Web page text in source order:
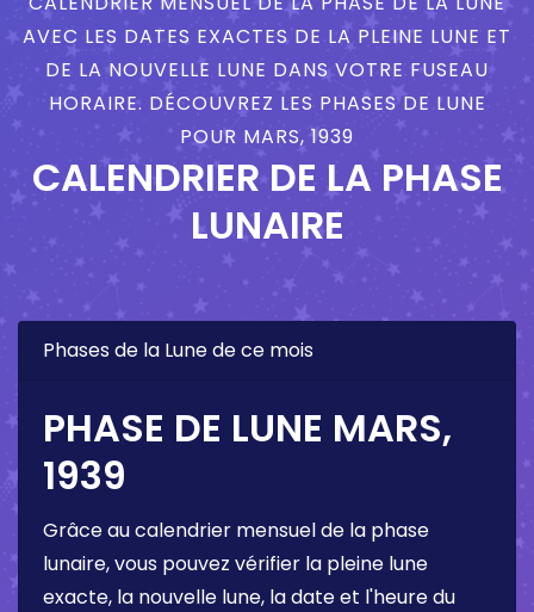
AVEC LES DATES EXACTES DE LA PLEINE LUNE ET
DE LA NOUVELLE LUNE DANS VOTRE FUSEAU
HORAIRE. DÉCOUVREZ LES PHASES DE LUNE
POUR MARS, 1939
CALENDRIER DE LA PHASE
LUNAIRE
Phases de la Lune de ce mois
PHASE DE LUNE MARS,
1939
Grâce au calendrier mensuel de la phase
lunaire, vous pouvez vérifier la pleine lune
exacte, la nouvelle lune, la date et l'heure du